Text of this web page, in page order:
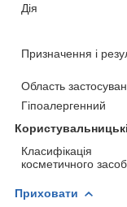
Дія
Призначення і
Область
Гіпоалергенний
Класифікація
косметичного
Приховати